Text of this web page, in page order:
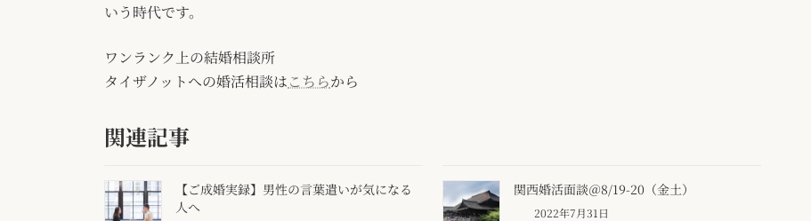
いう時代です。
ワンランク上の結婚相談所
タイザノットへの婚活相談はこちらから
関連記事
【ご成婚実録】男性の言葉遣いが気になる
人へ
関西婚活面談＠8/19-20（金土）
2022年7月31日